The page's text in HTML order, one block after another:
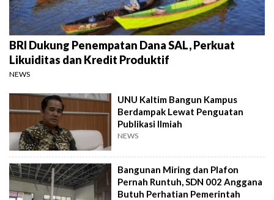
BRI Dukung Penempatan Dana SAL, Perkuat
Likuiditas dan Kredit Produktif
NEWS
UNU Kaltim Bangun Kampus
Berdampak Lewat Penguatan
Publikasi Ilmiah
NEWS
Bangunan Miring dan Plafon
Pernah Runtuh, SDN 002 Anggana
Butuh Perhatian Pemerintah